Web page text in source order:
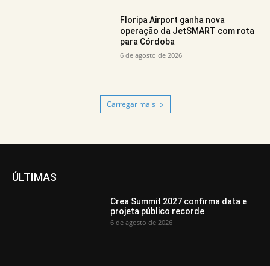
Floripa Airport ganha nova
operação da JetSMART com rota
para Córdoba
6 de agosto de 2026
Carregar mais
ÚLTIMAS
Crea Summit 2027 confirma data e
projeta público recorde
6 de agosto de 2026